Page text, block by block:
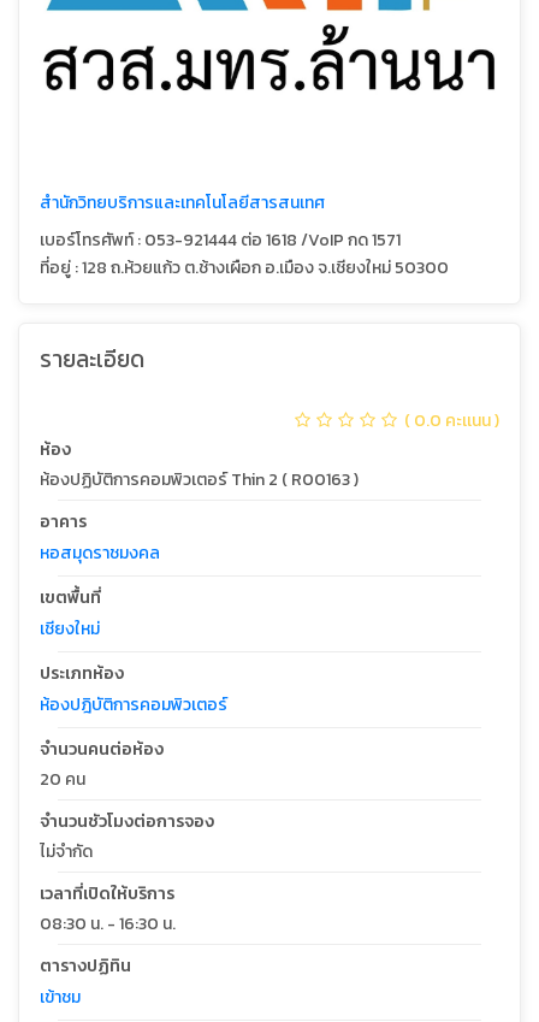
สำนักวิทยบริการและเทคโนโลยีสารสนเทศ
เบอร์โทรศัพท์ : 053-921444 ต่อ 1618 /VoIP กด 1571
ที่อยู่ : 128 ถ.ห้วยแก้ว ต.ช้างเผือก อ.เมือง จ.เชียงใหม่ 50300
รายละเอียด
( 0.0 คะเเนน )
ห้อง
ห้องปฏิบัติการคอมพิวเตอร์ Thin 2 ( R00163 )
อาคาร
หอสมุดราชมงคล
เขตพื้นที่
เชียงใหม่
ประเภทห้อง
ห้องปฎิบัติการคอมพิวเตอร์
จำนวนคนต่อห้อง
20 คน
จำนวนชัวโมงต่อการจอง
ไม่จำกัด
เวลาที่เปิดให้บริการ
08:30 น. - 16:30 น.
ตารางปฏิทิน
เข้าชม